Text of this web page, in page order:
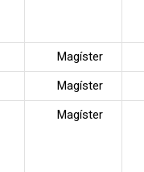
Magíster
Magíster
Magíster